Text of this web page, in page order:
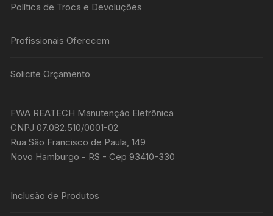
Política de Troca e Devoluções
Profissionais Oferecem
Solicite Orçamento
FWA REATECH Manutenção Eletrônica
CNPJ 07.082.510/0001-02
Rua São Francisco de Paula, 149
Novo Hamburgo - RS - Cep 93410-330
Inclusão de Produtos